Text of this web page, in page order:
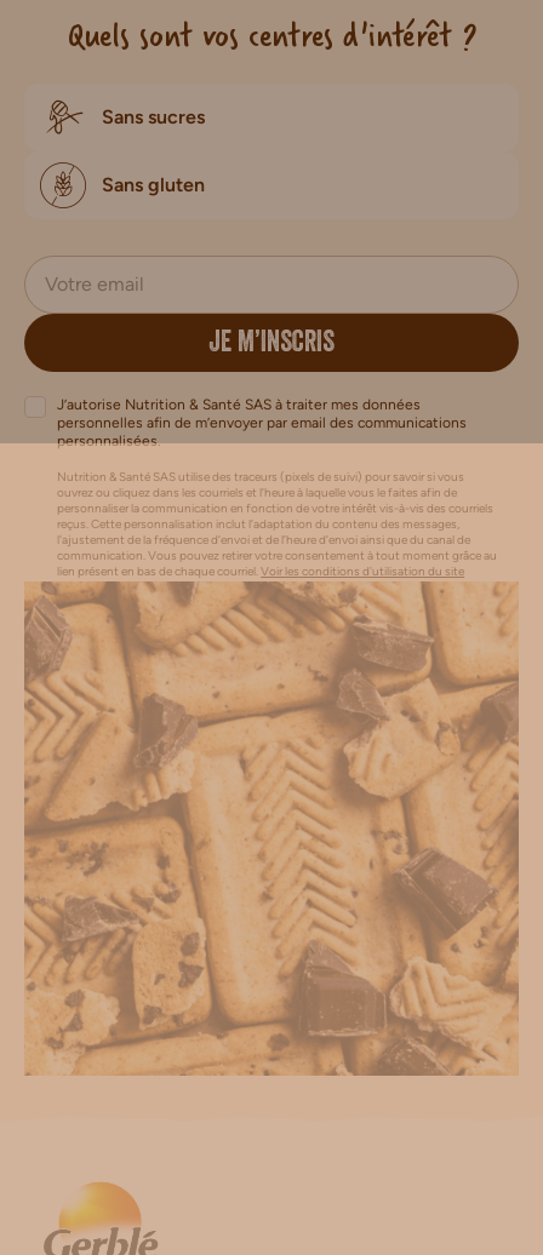
Quels sont vos centres d'intérêt ?
Sans sucres
Sans gluten
JE M’INSCRIS
J’autorise Nutrition & Santé SAS à traiter mes données
personnelles afin de m’envoyer par email des communications
personnalisées.
Nutrition & Santé SAS utilise des traceurs (pixels de suivi) pour savoir si vous
ouvrez ou cliquez dans les courriels et l’heure à laquelle vous le faites afin de
personnaliser la communication en fonction de votre intérêt vis-à-vis des courriels
reçus. Cette personnalisation inclut l’adaptation du contenu des messages,
l'ajustement de la fréquence d’envoi et de l’heure d’envoi ainsi que du canal de
communication. Vous pouvez retirer votre consentement à tout moment grâce au
lien présent en bas de chaque courriel.Voir les conditions d'utilisation du site